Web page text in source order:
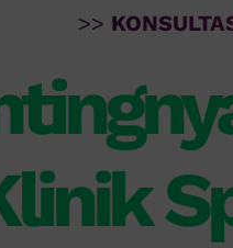
>>